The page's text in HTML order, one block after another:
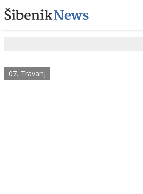
07. Travanj